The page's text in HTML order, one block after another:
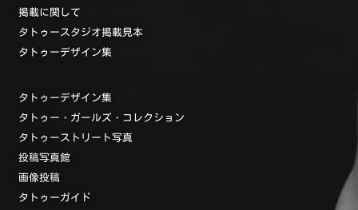
掲載に関して
タトゥースタジオ掲載見本
タトゥーデザイン集
タトゥーデザイン集
タトゥー・ガールズ・コレクション
タトゥーストリート写真
投稿写真館
画像投稿
タトゥーガイド